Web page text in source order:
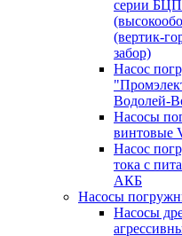
серии
(вертик-
забор)
Насос
Водолей-
Насосы
винтовые
Насос
тока с
АКБ
Насосы
Насосы